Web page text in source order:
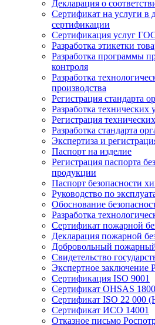
Декларация о
Сертификат на услуги в
сертификации
Сертификация услуг
Разработка этикетки
Разработка программы
контроля
Разработка
производства
Регистрация стандарта
Разработка
Регистрация
Разработка стандарта
Экспертиза и
Паспорт на изделие
Регистрация паспорта
продукции
Паспорт безопасности
Руководство по
Обоснование
Разработка
Сертификат пожарной
Декларация пожарной
Добровольный
Свидетельство
Экспертное заключение
Сертификация ISO 9001
Сертификат OHSAS
Сертификат ISO 22 000
Сертификат ИСО 14001
Отказное письмо